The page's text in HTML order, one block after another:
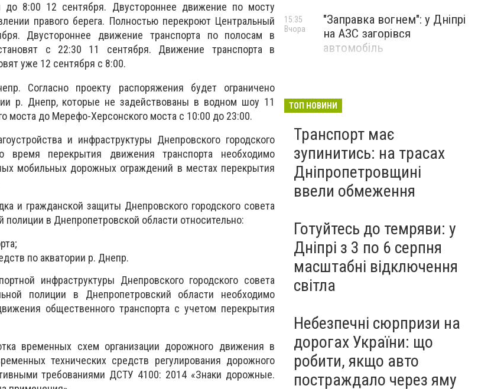
до 8:00 12 сентября. Двустороннее движение по мосту
правого берега. Полностью перекроют Центральный
Двустороннее движение транспорта по полосам в
с 22:30 11 сентября. Движение транспорта в
уже 12 сентября с 8:00.
Согласно проекту распоряжения будет ограничено
р. Днепр, которые не задействованы в водном шоу 11
моста до Мерефо-Херсонского моста с 10:00 до 23:00.
и инфраструктуры Днепровского городского
время перекрытия движения транспорта необходимо
мобильных дорожных ограждений в местах перекрытия
и гражданской защиты Днепровского городского совета
полиции в Днепропетровской области относительно:
по акватории р. Днепр.
инфраструктуры Днепровского городского совета
полиции в Днепропетровский области необходимо
общественного транспорта с учетом перекрытия
временных схем организации дорожного движения в
технических средств регулирования дорожного
требованиями ДСТУ 4100: 2014 «Знаки дорожные.
"Заправка вогнем": у Дніпрі
на АЗС загорівся
автомобіль
15:35
Вчора
ТОП НОВИНИ
Транспорт має
зупинитись: на трасах
Дніпропетровщині
ввели обмеження
Готуйтесь до темряви: у
Дніпрі з 3 по 6 серпня
масштабні відключення
світла
Небезпечні сюрпризи на
дорогах України: що
робити, якщо авто
постраждало через яму